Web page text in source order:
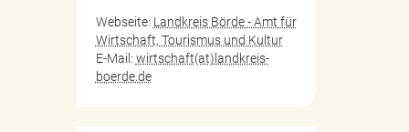
Webseite: Landkreis Börde - Amt für
Wirtschaft, Tourismus und Kultur
E-Mail: wirtschaft(at)landkreis-
boerde.de